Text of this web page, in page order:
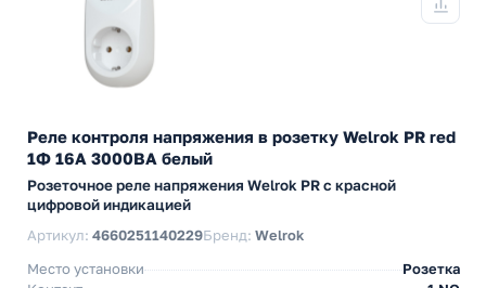
Реле контроля напряжения в розетку Welrok PR red
1Ф 16А 3000ВА белый
Розеточное реле напряжения Welrok PR с красной
цифровой индикацией
Артикул: 4660251140229Бренд: Welrok
Место установки
Розетка